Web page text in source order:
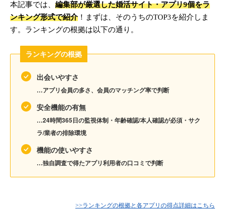
本記事では、 編集部が厳選した婚活サイト・アプリ9個をラ
ンキング形式で紹介！まずは、そのうちのTOP3を紹介しま
す。ランキングの根拠は以下の通り。
ランキングの根拠
出会いやすさ
…アプリ会員の多さ、会員のマッチング率で判断
安全機能の有無
…24時間365日の監視体制・年齢確認/本人確認が必須・サク
ラ/業者の排除環境
機能の使いやすさ
…独自調査で得たアプリ利用者の口コミで判断
>>ランキングの根拠と各アプリの得点詳細はこちら